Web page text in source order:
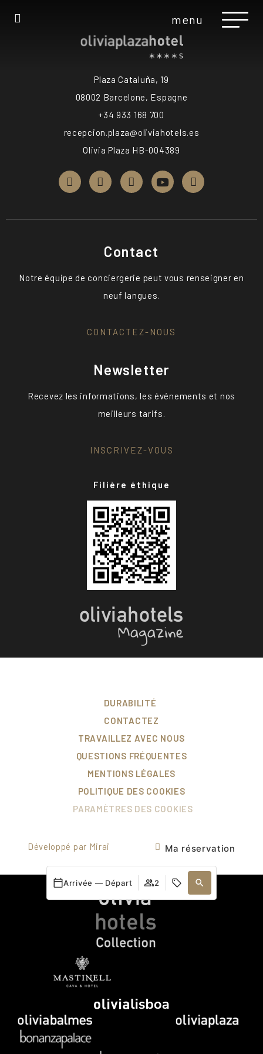
menu
Arrivée — Départ 2
Plaza Cataluña, 19
08002 Barcelone, Espagne
+34 933 168 700
recepcion.plaza@oliviahotels.es
Olivia Plaza HB-004389
Contact
Notre équipe de conciergerie peut vous renseigner en
neuf langues.
CONTACTEZ-NOUS
Newsletter
Recevez les informations, les événements et nos
meilleurs tarifs.
INSCRIVEZ-VOUS
Filière éthique
DURABILITÉ
CONTACTEZ
TRAVAILLEZ AVEC NOUS
QUESTIONS FRÉQUENTES
MENTIONS LÉGALES
POLITIQUE DES COOKIES
PARAMÈTRES DES COOKIES
Développé par Mirai Ma réservation